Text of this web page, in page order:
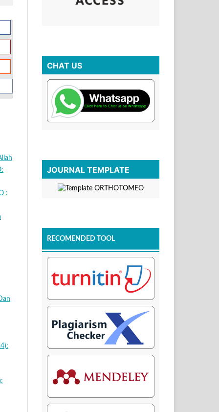
:
CHAT US
JOURNAL TEMPLATE
RECOMENDED TOOL